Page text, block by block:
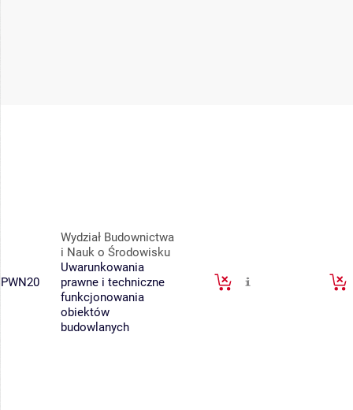
PWN20
Wydział Budownictwa
i Nauk o Środowisku
Uwarunkowania
prawne i techniczne
funkcjonowania
obiektów
budowlanych